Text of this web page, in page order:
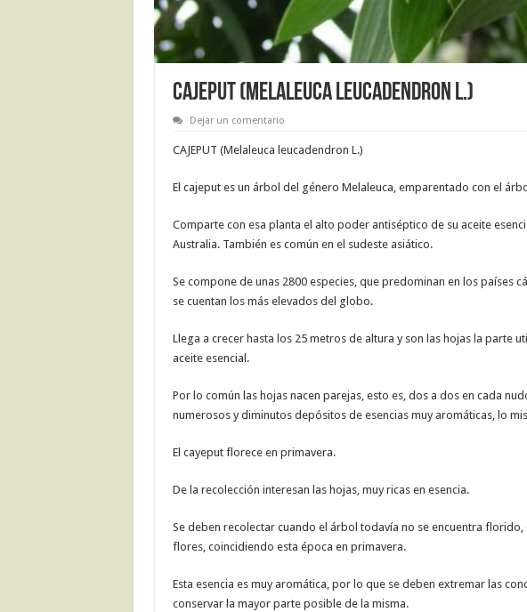
CAJEPUT (Melaleuca leucadendron L.)
Dejar un comentario
CAJEPUT (Melaleuca leucadendron L.)
El cajeput es un árbol del género Melaleuca, emparentado con el
Comparte con esa planta el alto poder antiséptico de su aceite
Australia. También es común en el sudeste asiático.
Se compone de unas 2800 especies, que predominan en los países
se cuentan los más elevados del globo.
Llega a crecer hasta los 25 metros de altura y son las hojas la parte
aceite esencial.
Por lo común las hojas nacen parejas, esto es, dos a dos en cada
numerosos y diminutos depósitos de esencias muy aromáticas, lo
El cayeput florece en primavera.
De la recolección interesan las hojas, muy ricas en esencia.
Se deben recolectar cuando el árbol todavía no se encuentra
flores, coincidiendo esta época en primavera.
Esta esencia es muy aromática, por lo que se deben extremar las
conservar la mayor parte posible de la misma.